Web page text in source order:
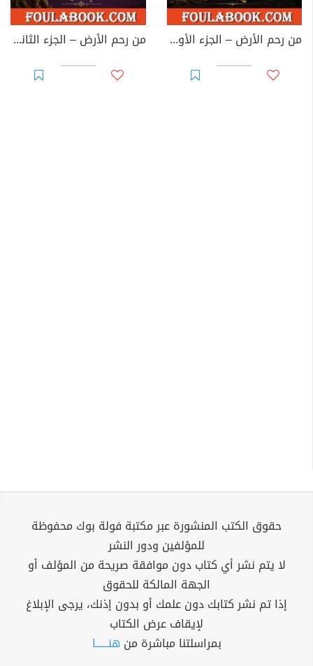
من رحم الأرض – الجزء الأول: إيبلا وماري من رحم الأرض – الجزء الثاني: حضارة أوغاريت والممالك الآرامية
حقوق الكتب المنشورة عبر مكتبة فولة بوك محفوظة
للمؤلفين ودور النشر
لا يتم نشر أي كتاب دون موافقة صريحة من المؤلف أو
الجهة المالكة للحقوق
إذا تم نشر كتابك دون علمك أو بدون إذنك، يرجى الإبلاغ
لإيقاف عرض الكتاب
بمراسلتنا مباشرة من هنــــــا